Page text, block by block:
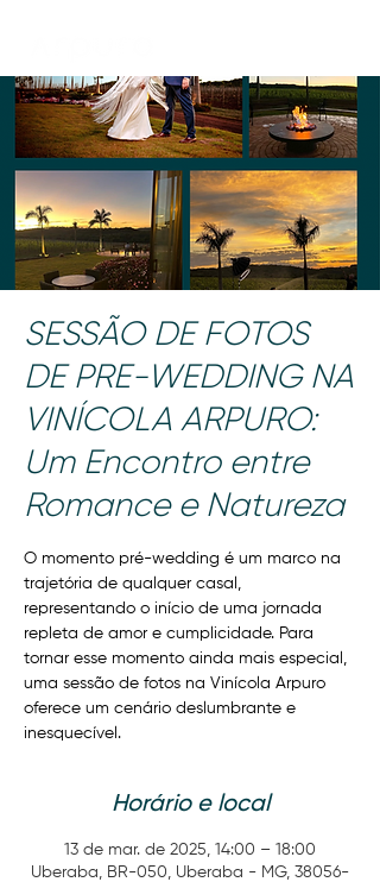
SESSÃO DE FOTOS
DE PRE-WEDDING NA
VINÍCOLA ARPURO:
Um Encontro entre
Romance e Natureza
O momento pré-wedding é um marco na
trajetória de qualquer casal,
representando o início de uma jornada
repleta de amor e cumplicidade. Para
tornar esse momento ainda mais especial,
uma sessão de fotos na Vinícola Arpuro
oferece um cenário deslumbrante e
inesquecível.
Horário e local
13 de mar. de 2025, 14:00 – 18:00
Uberaba, BR-050, Uberaba - MG, 38056-